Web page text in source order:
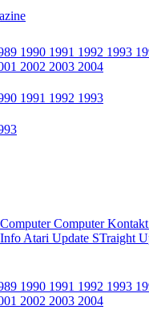
1990 1991 1992 1993
2002 2003 2004
1991 1992 1993
Computer Kontakt
Atari Update STraight
1990 1991 1992 1993
2002 2003 2004